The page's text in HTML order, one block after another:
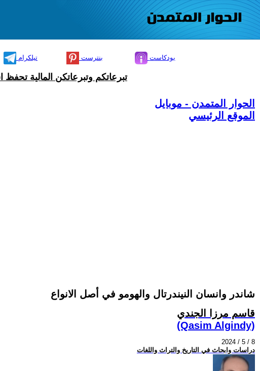
تيلكرام بنترست بودكاست
تبرعاتكم وتبرعاتكن المالية
الحوار المتمدن - موبايل
الموقع الرئيسي
شاندر وانسان النيندرتال والهومو في أصل الانواع
قاسم مرزا الجندي
(Qasim Algindy)
2024 / 5 / 8
دراسات وابحاث في التاريخ والتراث واللغات